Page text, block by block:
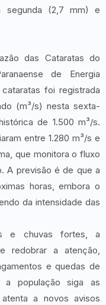
segunda (2,7 mm) e
das Cataratas do
de Energia
foi registrada
(m³/s) nesta sexta-
de 1.500 m³/s.
entre 1.280 m³/s e
que monitora o fluxo
A previsão é de que a
horas, embora o
da intensidade das
e chuvas fortes, a
redobrar a atenção,
e quedas de
a população siga as
a novos avisos